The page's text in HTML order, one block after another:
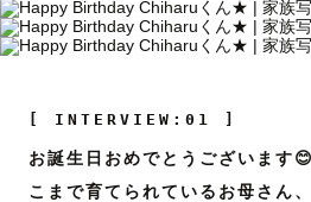
[ INTERVIEW:01 ]
お誕生日おめでとうございます
こまで育てられているお母さん